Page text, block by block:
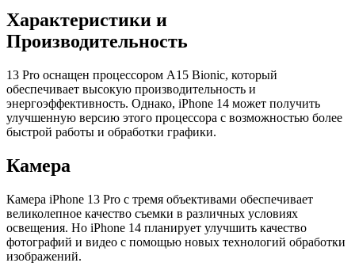
Характеристики и
Производительность
13 Pro оснащен процессором A15 Bionic, который
обеспечивает высокую производительность и
энергоэффективность. Однако, iPhone 14 может получить
улучшенную версию этого процессора с возможностью более
быстрой работы и обработки графики.
Камера
Камера iPhone 13 Pro с тремя объективами обеспечивает
великолепное качество съемки в различных условиях
освещения. Но iPhone 14 планирует улучшить качество
фотографий и видео с помощью новых технологий обработки
изображений.